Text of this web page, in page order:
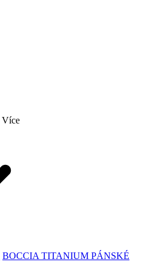
Více
BOCCIA TITANIUM PÁNSKÉ